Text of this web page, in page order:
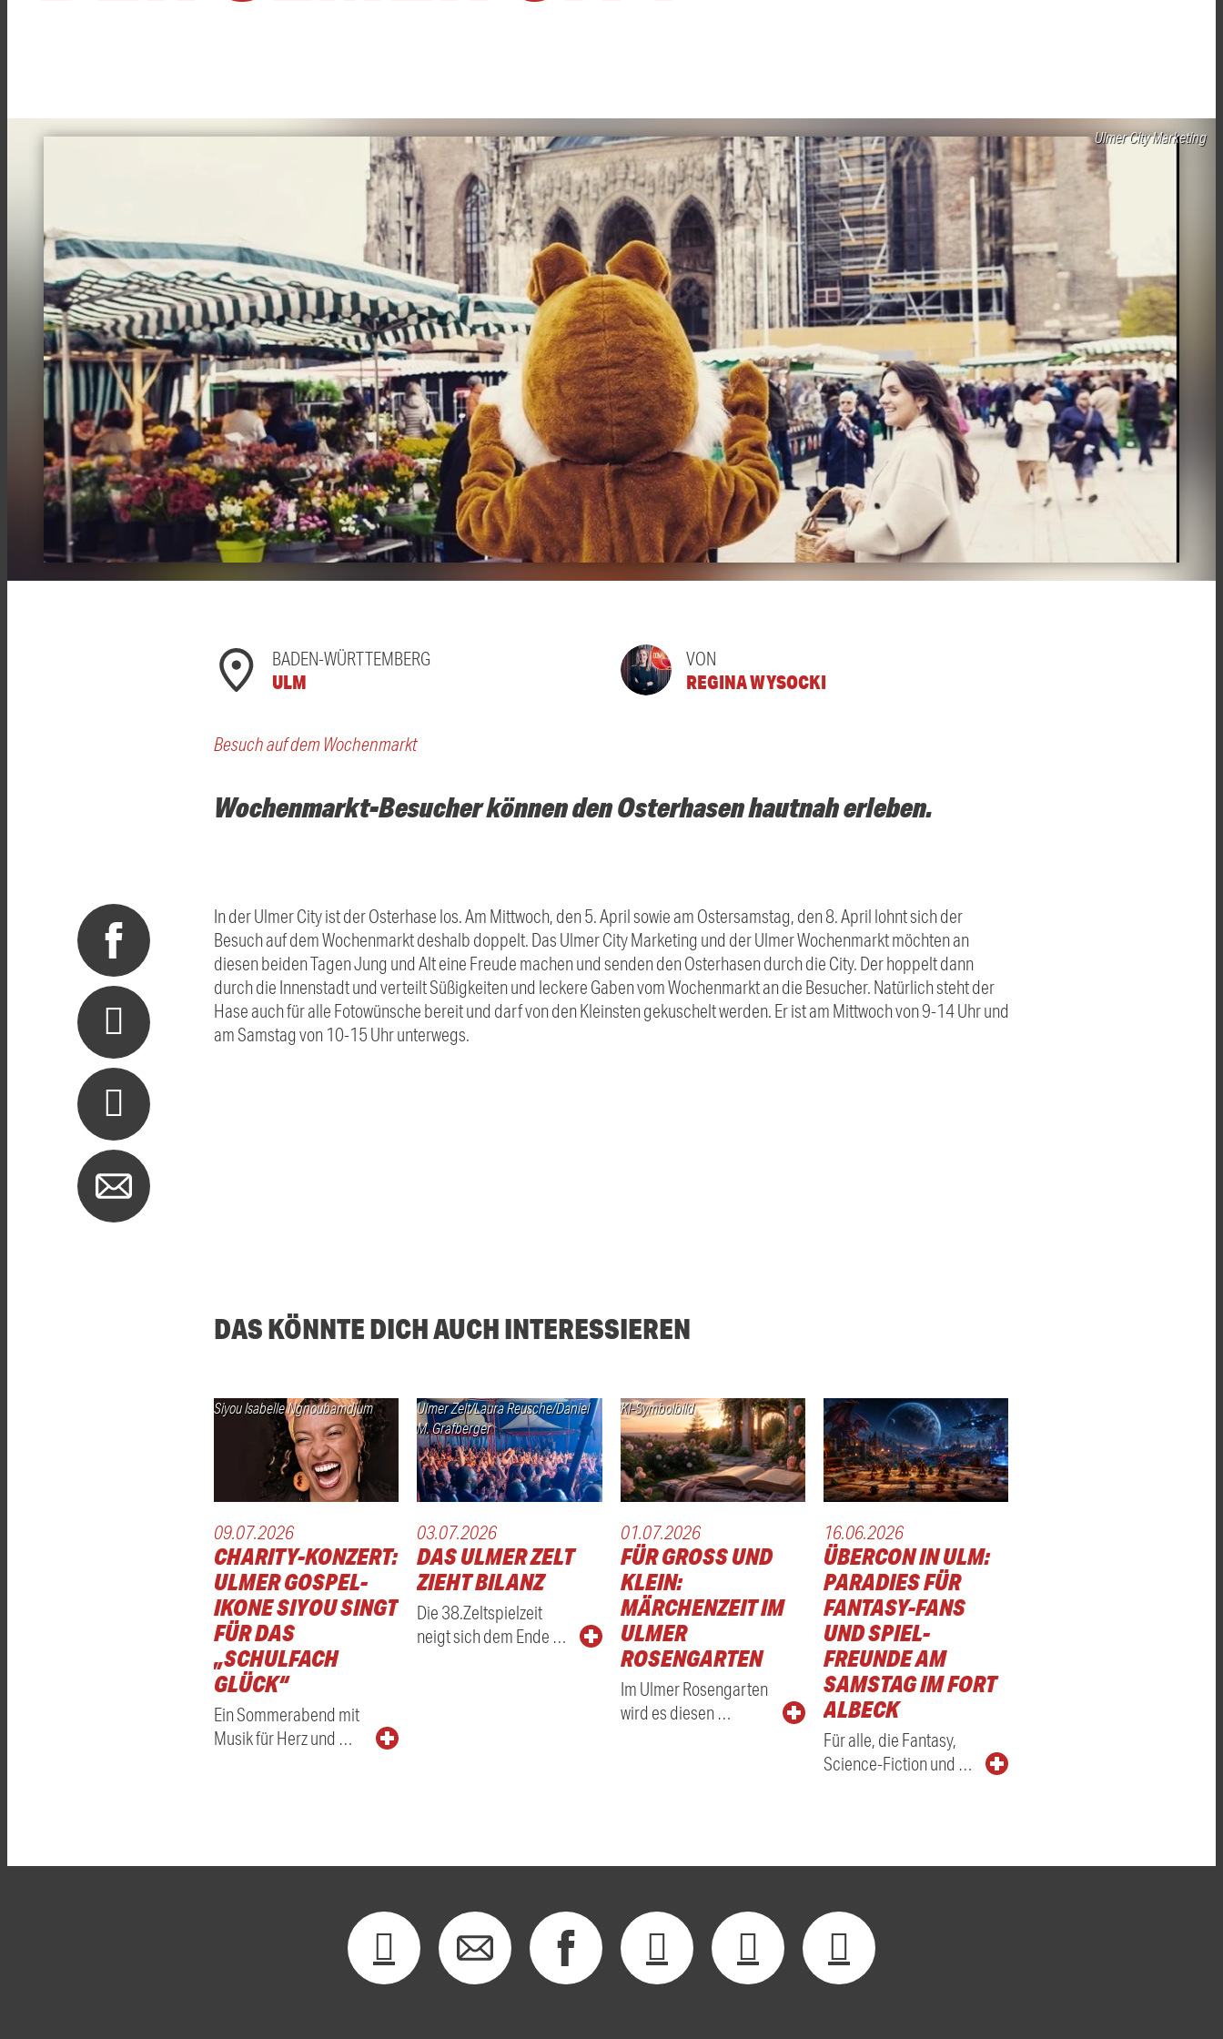
Ulmer City Marketing
BADEN-WÜRTTEMBERG
ULM
VON
REGINA WYSOCKI
Besuch auf dem Wochenmarkt
Wochenmarkt-Besucher können den Osterhasen hautnah erleben.
In der Ulmer City ist der Osterhase los. Am Mittwoch, den 5. April sowie am Ostersamstag, den 8. April lohnt sich der
Besuch auf dem Wochenmarkt deshalb doppelt. Das Ulmer City Marketing und der Ulmer Wochenmarkt möchten an
diesen beiden Tagen Jung und Alt eine Freude machen und senden den Osterhasen durch die City. Der hoppelt dann
durch die Innenstadt und verteilt Süßigkeiten und leckere Gaben vom Wochenmarkt an die Besucher. Natürlich steht der
Hase auch für alle Fotowünsche bereit und darf von den Kleinsten gekuschelt werden. Er ist am Mittwoch von 9-14 Uhr und
am Samstag von 10-15 Uhr unterwegs.
DAS KÖNNTE DICH AUCH INTERESSIEREN
Siyou Isabelle Ngnoubamdjum
09.07.2026
CHARITY-KONZERT:
ULMER GOSPEL-
IKONE SIYOU SINGT
FÜR DAS
„SCHULFACH
GLÜCK“
Ein Sommerabend mit
Musik für Herz und …
Ulmer Zelt/Laura Reusche/Daniel
M. Grafberger
03.07.2026
DAS ULMER ZELT
ZIEHT BILANZ
Die 38.Zeltspielzeit
neigt sich dem Ende …
KI-Symbolbild
01.07.2026
FÜR GROSS UND K
LEIN: M
ÄRCHENZEIT IM U
LMER R
OSENGARTEN
Im Ulmer Rosengarten
wird es diesen …
16.06.2026
ÜBERCON IN ULM:
PARADIES FÜR
FANTASY-FANS
UND SPIEL-
FREUNDE AM
SAMSTAG IM FORT
ALBECK
Für alle, die Fantasy,
Science-Fiction und …